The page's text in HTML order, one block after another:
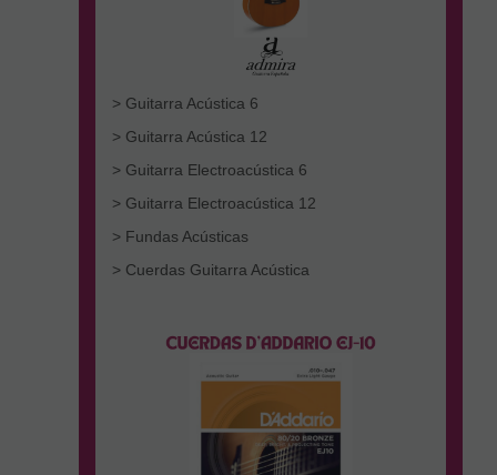
> Guitarra Acústica 6
> Guitarra Acústica 12
> Guitarra Electroacústica 6
> Guitarra Electroacústica 12
> Fundas Acústicas
> Cuerdas Guitarra Acústica